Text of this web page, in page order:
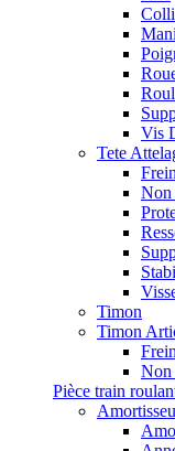
Vis
Tete
Non
Timon
Timon
Non
Pièce train